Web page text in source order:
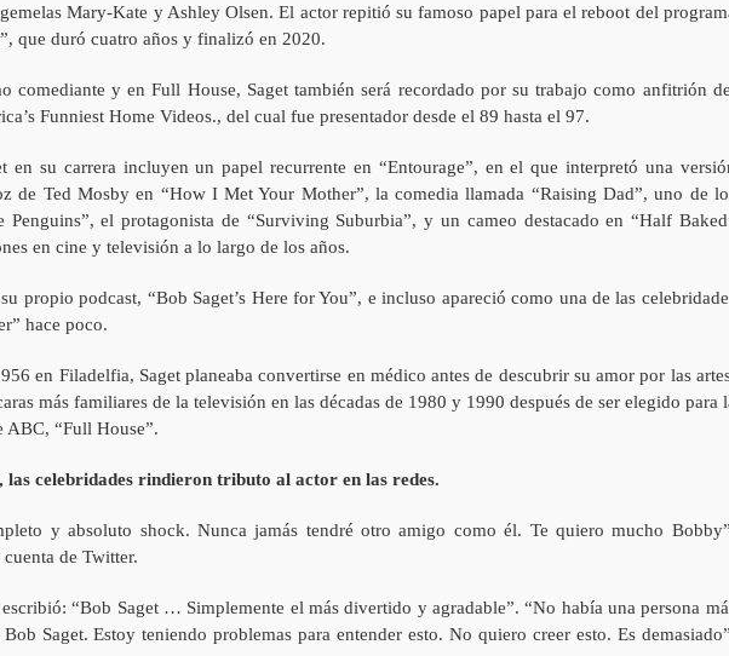
Mary-Kate y Ashley Olsen. El actor repitió su famoso papel para el reboot del
que duró cuatro años y finalizó en 2020.
comediante y en Full House, Saget también será recordado por su trabajo como anfitrión
Funniest Home Videos., del cual fue presentador desde el 89 hasta el 97.
en su carrera incluyen un papel recurrente en “Entourage”, en el que interpretó una
de Ted Mosby en “How I Met Your Mother”, la comedia llamada “Raising Dad”, uno de
Penguins”, el protagonista de “Surviving Suburbia”, y un cameo destacado en “Half
en cine y televisión a lo largo de los años.
propio podcast, “Bob Saget’s Here for You”, e incluso apareció como una de las
hace poco.
en Filadelfia, Saget planeaba convertirse en médico antes de descubrir su amor por las
más familiares de la televisión en las décadas de 1980 y 1990 después de ser elegido para
ABC, “Full House”.
las celebridades rindieron tributo al actor en las redes.
y absoluto shock. Nunca jamás tendré otro amigo como él. Te quiero mucho
de Twitter.
“Bob Saget … Simplemente el más divertido y agradable”. “No había una persona
Saget. Estoy teniendo problemas para entender esto. No quiero creer esto. Es